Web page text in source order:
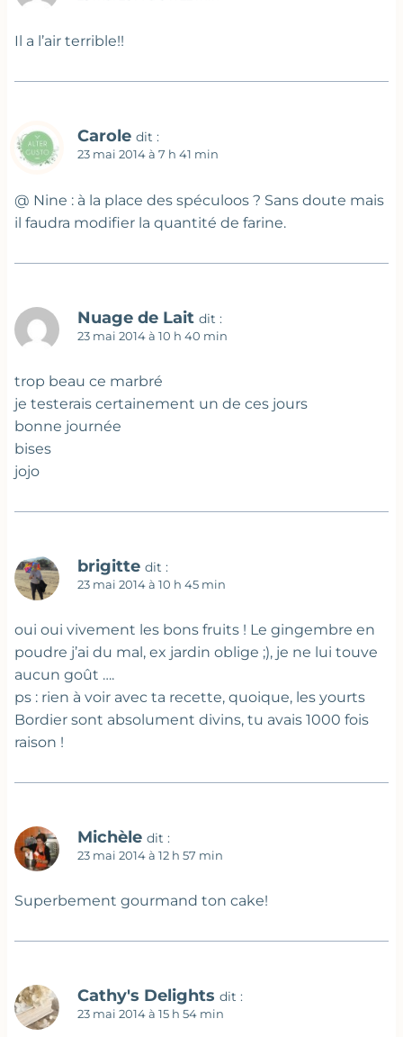
Il a l’air terrible!!
Carole dit :
23 mai 2014 à 7 h 41 min
@ Nine : à la place des spéculoos ? Sans doute mais
il faudra modifier la quantité de farine.
Nuage de Lait dit :
23 mai 2014 à 10 h 40 min
trop beau ce marbré
je testerais certainement un de ces jours
bonne journée
bises
jojo
brigitte dit :
23 mai 2014 à 10 h 45 min
oui oui vivement les bons fruits ! Le gingembre en
poudre j’ai du mal, ex jardin oblige ;), je ne lui touve
aucun goût ….
ps : rien à voir avec ta recette, quoique, les yourts
Bordier sont absolument divins, tu avais 1000 fois
raison !
Michèle dit :
23 mai 2014 à 12 h 57 min
Superbement gourmand ton cake!
Cathy's Delights dit :
23 mai 2014 à 15 h 54 min